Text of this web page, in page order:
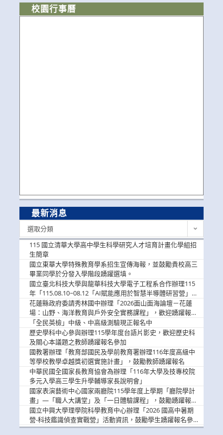
校園行事曆
最新消息
選取分類
115 國立清華大學高中學生科學研究人才培育計畫化學組招
生簡章
國立東華大學特殊教育學系招生宣傳海報，並鼓勵貴校高三
畢業同學於分發入學階段踴躍選填。
國立臺北科技大學與龍華科技大學電子工程系合作辦理115
年「115.08.10~08.12「AI賦能應用於智慧半導體研習營」，
歡迎學生踴躍報名參加
花蓮縣政府委請秀林國中辦理「2026面山面海論壇－花蓮
場：山野、海洋教育與戶外安全實務課程」，歡迎踴躍報名
參加
「全民英檢」中級、中高級測驗現正報名中
歷史學科中心參與辦理115學年度台語片影史，歡迎歷史科
及關心本議題之教師踴躍報名參加
國教署辦理「教育部國民及學前教育署辦理116年度高級中
等學校教學卓越獎初選實施計畫」，鼓勵教師踴躍報名
中華民國全國家長教育協會為辦理「116年大學及技專校院
多元入學高三學生升學輔導家長說明會」
國家表演藝術中心國家兩廳院115學年度上學期「廳院學計
畫」—「職人大講堂」及「一日體驗課程」，鼓勵踴躍報名
參與。
國立中興大學理學院科學教育中心辦理「2026 國高中暑期
營-科技鑑識偵查實戰營」活動資訊，鼓勵學生踴躍報名參
加。